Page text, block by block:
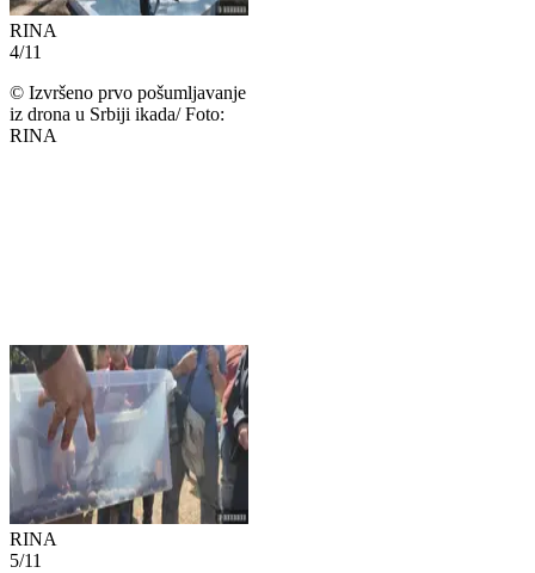
RINA
4/11
© Izvršeno prvo pošumljavanje
iz drona u Srbiji ikada/ Foto:
RINA
RINA
5/11